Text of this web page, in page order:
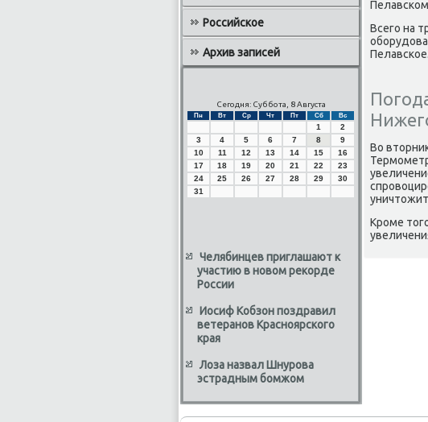
Российское
Архив записей
Сегодня: Суббота, 8 Августа
Пн Вт Ср Чт Пт Сб Вс
1
2
3
4 5 6 7 8
9
10
11 12 13 14 15
16
17
18 19 20 21 22
23
24
25 26 27 28 29
30
31
Челябинцев приглашают к
участию в новом рекорде
России
Иосиф Кобзон поздравил
ветеранов Красноярского
края
Лоза назвал Шнурова
эстрадным бомжом
Всего на
Во
Кроме